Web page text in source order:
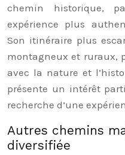
chemin historique,
expérience plus
Son itinéraire plus
montagneux et ruraux,
avec la nature et
présente un intérêt
recherche d’une
Autres chemins
diversifiée